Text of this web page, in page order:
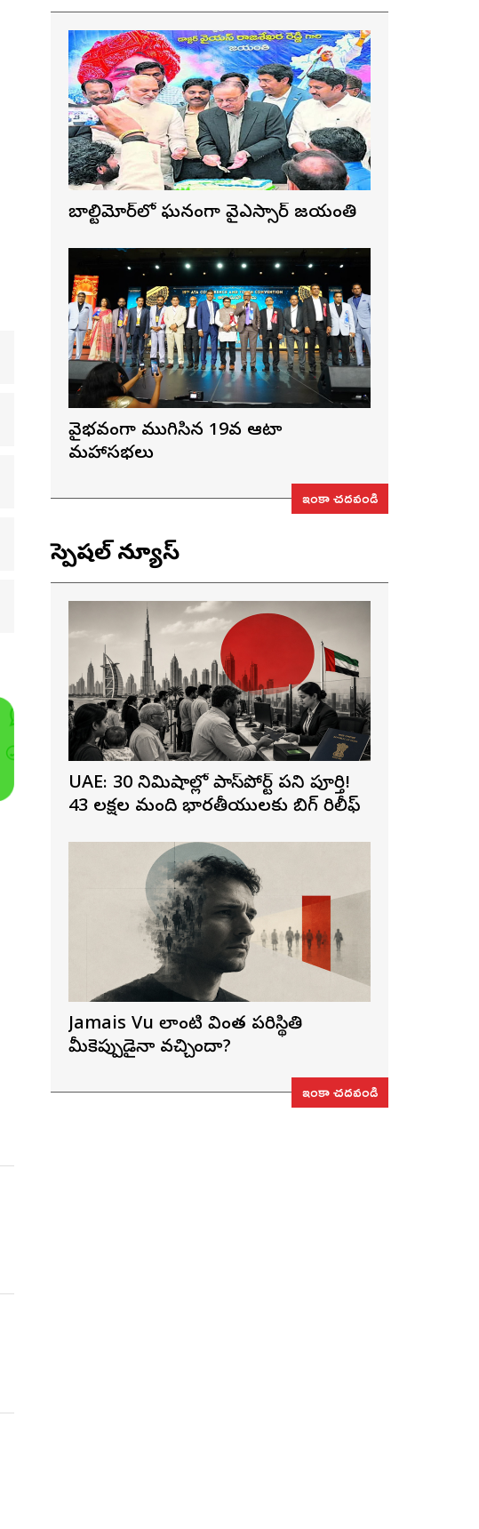
బాల్టిమోర్‌లో ఘనంగా వైఎస్సార్‌ జయంతి
వైభవంగా ముగిసిన 19వ ఆటా
మహాసభలు
ఇంకా చదవండి
స్పెషల్ న్యూస్
UAE: 30 నిమిషాల్లో పాస్‌పోర్ట్ పని పూర్తి!
43 లక్షల మంది భారతీయులకు బిగ్ రిలీఫ్
Jamais Vu లాంటి వింత పరిస్థితి
మీకెప్పుడైనా వచ్చిందా?
ఇంకా చదవండి